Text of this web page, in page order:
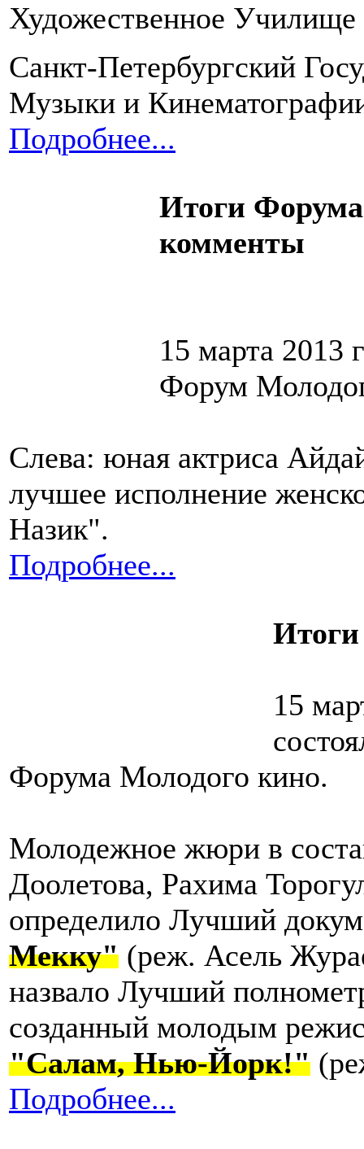
Художественное
Санкт-Петербургский
Музыки и
Подробнее...
Итоги
комменты
15 марта 2013
Форум
Слева: юная актриса
лучшее исполнение
Назик".
Подробнее...
15
Форума Молодого кино.
Молодежное жюри в
Доолетова, Рахима
определило Лучший
Мекку" (реж. Асель
назвало Лучший
созданный молодым
"Салам, Нью-Йорк!"
Подробнее...